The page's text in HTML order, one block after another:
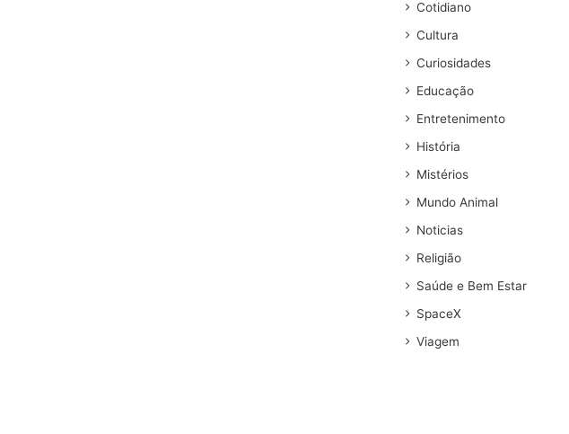
Cotidiano
Cultura
Curiosidades
Educação
Entretenimento
História
Mistérios
Mundo Animal
Noticias
Religião
Saúde e Bem Estar
SpaceX
Viagem